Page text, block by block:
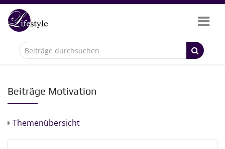
Beiträge Motivation
Themenübersicht